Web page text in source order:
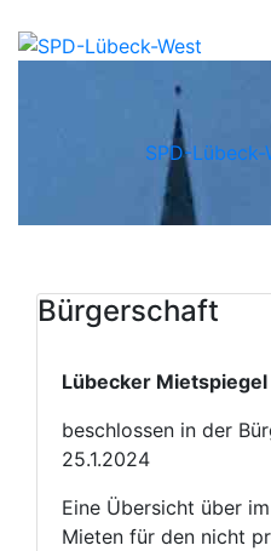
SPD-Lübeck-
Bürgerschaft
Lübecker
beschlossen in der
25.1.2024
Eine Übersicht über
Mieten für den nicht